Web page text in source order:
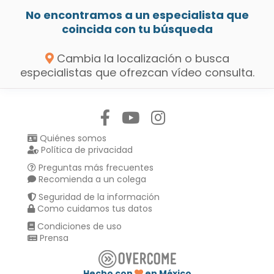
No encontramos a un especialista que
coincida con tu búsqueda
Cambia la localización o busca
especialistas que ofrezcan vídeo consulta.
Quiénes somos
Política de privacidad
Preguntas más frecuentes
Recomienda a un colega
Seguridad de la información
Como cuidamos tus datos
Condiciones de uso
Prensa